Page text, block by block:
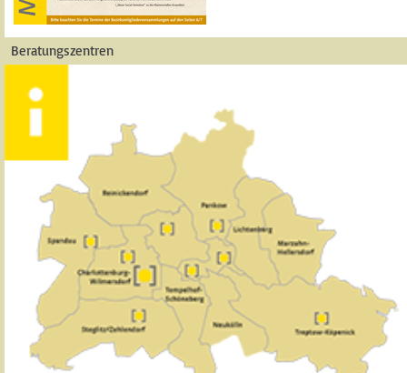
Beratungszentren